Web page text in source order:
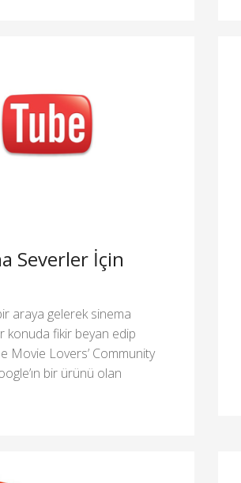
Severler İçin
araya gelerek sinema
konuda fikir beyan edip
Movie Lovers’ Community
bir ürünü olan